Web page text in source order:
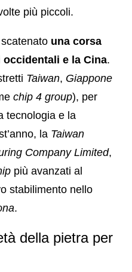
più piccoli.
una corsa
e la Cina.
Taiwan, Giappone
chip 4 group), per
tecnologia e la
la Taiwan
Company Limited,
più avanzati al
stabilimento nello
.
della pietra per